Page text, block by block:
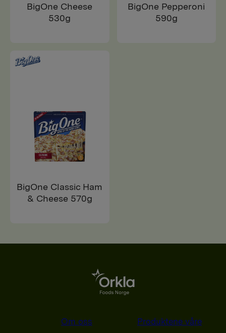
BigOne Cheese
530g
BigOne Pepperoni
590g
BigOne Classic Ham
& Cheese 570g
Om oss
Produktene våre